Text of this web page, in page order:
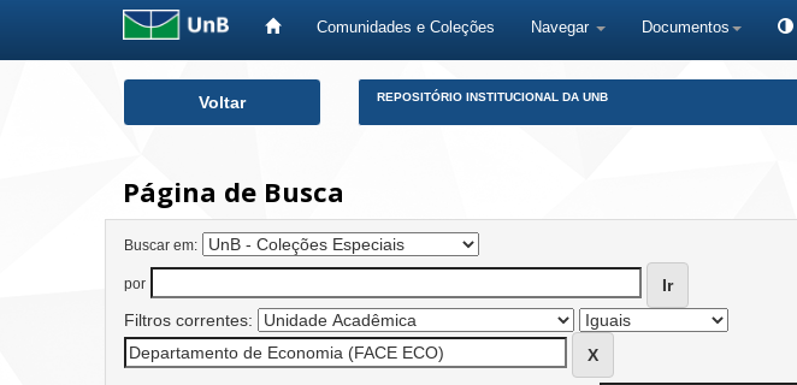
Comunidades e Coleções Navegar Documentos
Voltar REPOSITÓRIO INSTITUCIONAL DA UNB
Página de Busca
Buscar em:
por
Filtros correntes: